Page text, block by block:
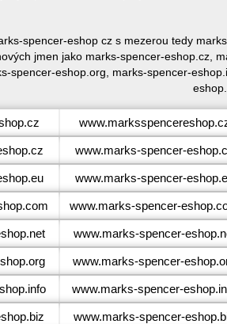
spencer-eshop cz s mezerou tedy
jmen jako marks-spencer-eshop.cz,
spencer-eshop.org, marks-spencer-
www.marks-spencer-
www.marks-spencer-
www.marks-spencer-
www.marks-spencer-
www.marks-spencer-
www.marks-spencer-
www.marks-spencer-